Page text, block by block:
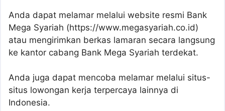
Anda dapat melamar melalui website resmi Bank
Mega Syariah (https://www.megasyariah.co.id)
atau mengirimkan berkas lamaran secara langsung
ke kantor cabang Bank Mega Syariah terdekat.
Anda juga dapat mencoba melamar melalui situs-
situs lowongan kerja terpercaya lainnya di
Indonesia.